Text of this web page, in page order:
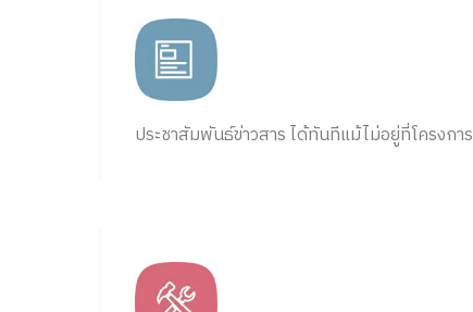
ประชาสัมพันธ์ข่าวสาร ได้ทันทีแม้ไม่อยู่ที่โครงการ